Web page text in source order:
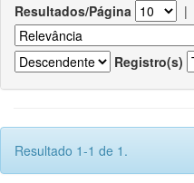
Resultados/Página |
Registro(s)
Resultado 1-1 de 1.